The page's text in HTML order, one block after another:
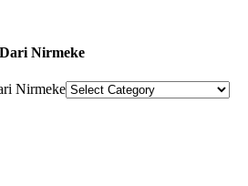
Nirmeke
Nirmeke